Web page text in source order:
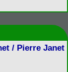
/ Pierre Janet